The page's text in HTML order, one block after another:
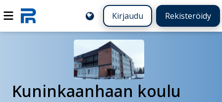
Kirjaudu Rekisteröidy
Kuninkaanhaan koulu